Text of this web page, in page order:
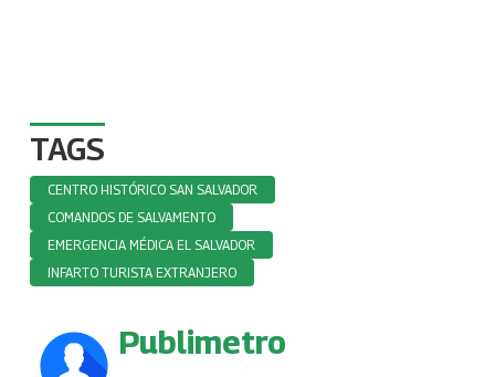
TAGS
CENTRO HISTÓRICO SAN SALVADOR
COMANDOS DE SALVAMENTO
EMERGENCIA MÉDICA EL SALVADOR
INFARTO TURISTA EXTRANJERO
Publimetro